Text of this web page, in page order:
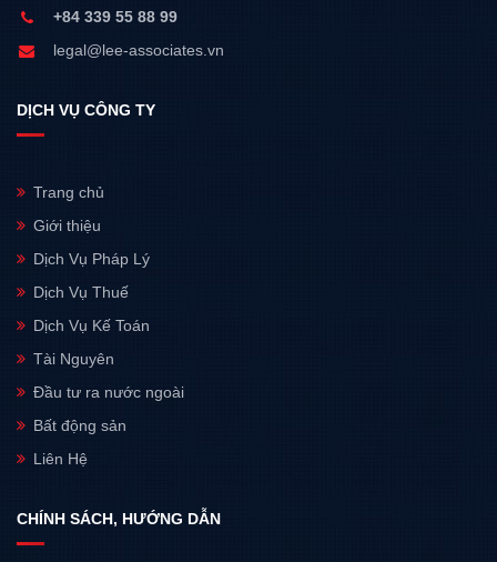
+84 339 55 88 99
legal@lee-associates.vn
DỊCH VỤ CÔNG TY
Trang chủ
Giới thiệu
Dịch Vụ Pháp Lý
Dịch Vụ Thuế
Dịch Vụ Kế Toán
Tài Nguyên
Đầu tư ra nước ngoài
Bất động sản
Liên Hệ
CHÍNH SÁCH, HƯỚNG DẪN